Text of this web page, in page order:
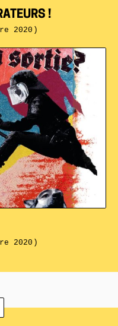
2020)
!
2020)